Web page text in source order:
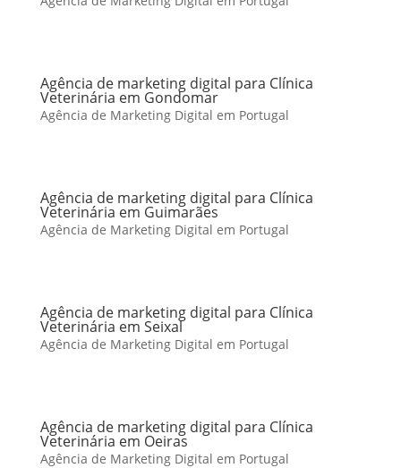
Agência de marketing digital para Clínica
Veterinária em Gondomar
Agência de Marketing Digital em Portugal
Agência de marketing digital para Clínica
Veterinária em Guimarães
Agência de Marketing Digital em Portugal
Agência de marketing digital para Clínica
Veterinária em Seixal
Agência de Marketing Digital em Portugal
Agência de marketing digital para Clínica
Veterinária em Oeiras
Agência de Marketing Digital em Portugal